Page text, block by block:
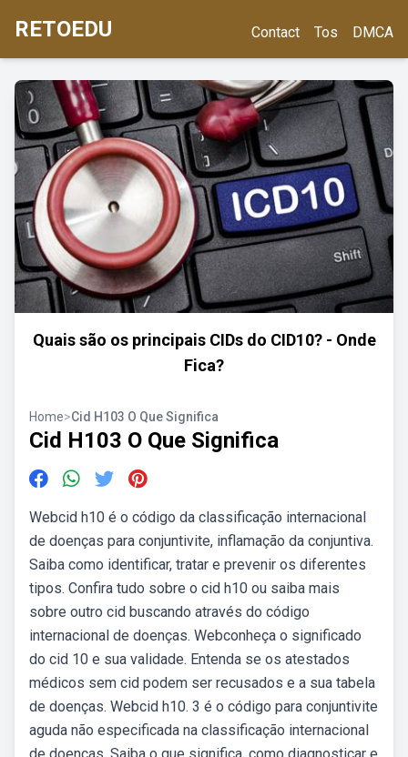
RETOEDU Contact Tos DMCA
Quais são os principais CIDs do CID10? - Onde
Fica?
Home>Cid H103 O Que Significa
Cid H103 O Que Significa
Webcid h10 é o código da classificação internacional
de doenças para conjuntivite, inflamação da conjuntiva.
Saiba como identificar, tratar e prevenir os diferentes
tipos. Confira tudo sobre o cid h10 ou saiba mais
sobre outro cid buscando através do código
internacional de doenças. Webconheça o significado
do cid 10 e sua validade. Entenda se os atestados
médicos sem cid podem ser recusados e a sua tabela
de doenças. Webcid h10. 3 é o código para conjuntivite
aguda não especificada na classificação internacional